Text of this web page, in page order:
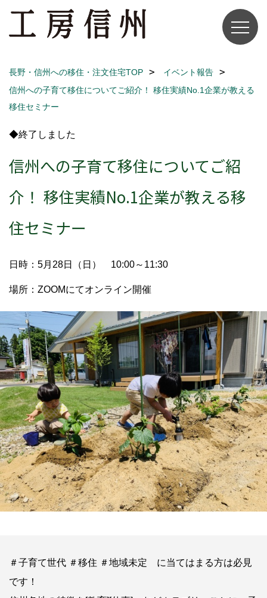
長野・信州への移住・注文住宅TOP
イベント報告
信州への子育て移住についてご紹介！ 移住実績No.1企業が教える
移住セミナー
◆終了しました
信州への子育て移住についてご紹
介！ 移住実績No.1企業が教える移
住セミナー
日時：5月28日（日） 10:00～11:30
場所：ZOOMにてオンライン開催
＃子育て世代 ＃移住 ＃地域未定 に当てはまる方は必見
です！